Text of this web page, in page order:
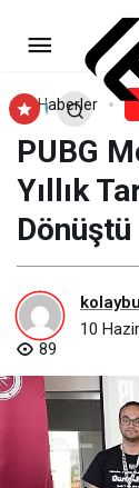
Haberler
PUBG
Yıllık
Dönüştü
10
89